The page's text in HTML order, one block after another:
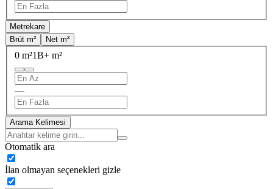
Metrekare
Brüt m²
Net m²
0 m²1B+ m²
—
Arama Kelimesi
Otomatik ara
İlan olmayan seçenekleri gizle